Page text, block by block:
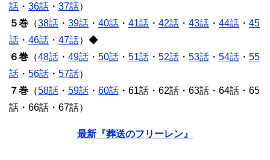
話 ・ 36話 ・ 37話）
５巻 （38話 ・ 39話 ・ 40話 ・ 41話 ・ 42話 ・ 43話 ・ 44話 ・ 45
話 ・ 46話 ・ 47話）◆
６巻 （48話 ・ 49話 ・ 50話 ・ 51話 ・ 52話 ・ 53話 ・ 54話 ・ 55
話 ・ 56話 ・ 57話）
７巻 （58話 ・ 59話 ・ 60話 ・61話・62話・63話・64話・65
話・66話・67話）
最新『葬送のフリーレン』